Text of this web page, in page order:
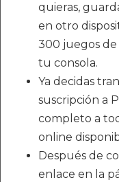
quieras,
en otro
300 juegos
tu consola.
Ya decidas
suscripción a
completo a
online
Después de
enlace en la